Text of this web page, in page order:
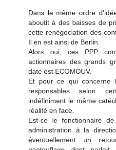
Dans le même ordre
aboutit à des baisses de
cette renégociation des
Il en est ainsi de Berlin.
Alors oui, ces PPP
actionnaires des grands
date est ECOMOUV.
Et pour ce qui concerne
responsables selon
indéfiniment le même
réalité en face.
Est-ce le fonctionnaire
administration à la
éventuellement un